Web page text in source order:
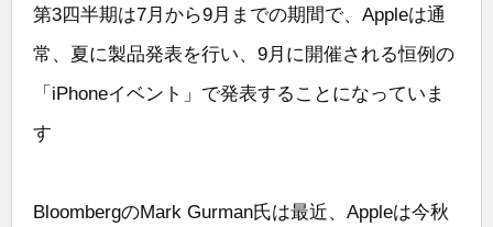
第3四半期は7月から9月までの期間で、Appleは通
常、夏に製品発表を行い、9月に開催される恒例の
「iPhoneイベント」で発表することになっていま
す
BloombergのMark Gurman氏は最近、Appleは今秋